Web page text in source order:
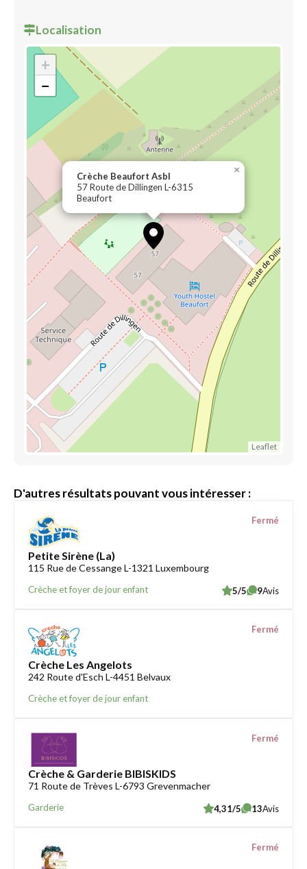
Localisation
Crèche Beaufort Asbl
57 Route de Dillingen L-6315
Beaufort
×
+
−
Leaflet
D'autres résultats pouvant vous intéresser :
Petite Sirène (La)
115 Rue de Cessange L-1321 Luxembourg
Crèche et foyer de jour enfant
Fermé
5/5 9Avis
Crèche Les Angelots
242 Route d'Esch L-4451 Belvaux
Crèche et foyer de jour enfant
Fermé
Crèche & Garderie BIBISKIDS
71 Route de Trèves L-6793 Grevenmacher
Garderie
Fermé
4,31/5 13Avis
Fermé